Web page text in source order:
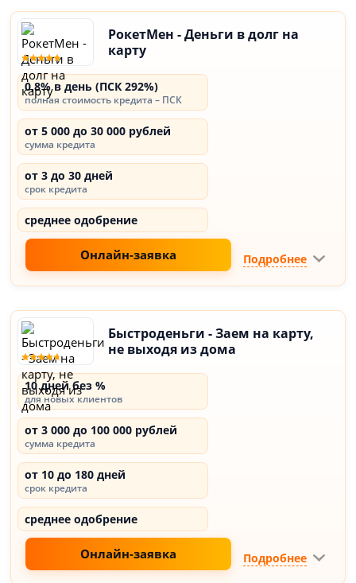
РокетМен - Деньги в долг на
карту
0,8% в день (ПСК 292%)
полная стоимость кредита – ПСК
от 5 000 до 30 000 рублей
сумма кредита
от 3 до 30 дней
срок кредита
среднее одобрение
Онлайн-заявка Подробнее
Быстроденьги - Заем на карту,
не выходя из дома
10 дней без %
для новых клиентов
от 3 000 до 100 000 рублей
сумма кредита
от 10 до 180 дней
срок кредита
среднее одобрение
Онлайн-заявка Подробнее